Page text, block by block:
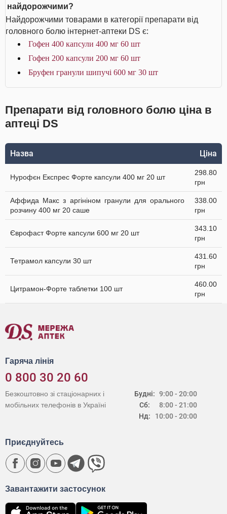
найдорожчими?
Найдорожчими товарами в категорії препарати від
головного болю інтернет-аптеки DS є:
Гофен 400 капсули 400 мг 60 шт
Гофен 200 капсули 200 мг 60 шт
Бруфен гранули шипучі 600 мг 30 шт
Препарати від головного болю ціна в
аптеці DS
Назва Ціна
Нурофєн Експрес Форте капсули 400 мг 20 шт
298.80
грн
Аффида Макс з аргініном гранули для орального
розчину 400 мг 20 саше
338.00
грн
Єврофаст Форте капсули 600 мг 20 шт
343.10
грн
Тетрамол капсули 30 шт
431.60
грн
Цитрамон-Форте таблетки 100 шт
460.00
грн
Гаряча лінія
0 800 30 20 60
Будні:
Сб:
Нд:
9:00 - 20:00
8:00 - 21:00
10:00 - 20:00
Безкоштовно зі стаціонарних і
мобільних телефонів в Україні
Завантажити застосунок
Приєднуйтесь